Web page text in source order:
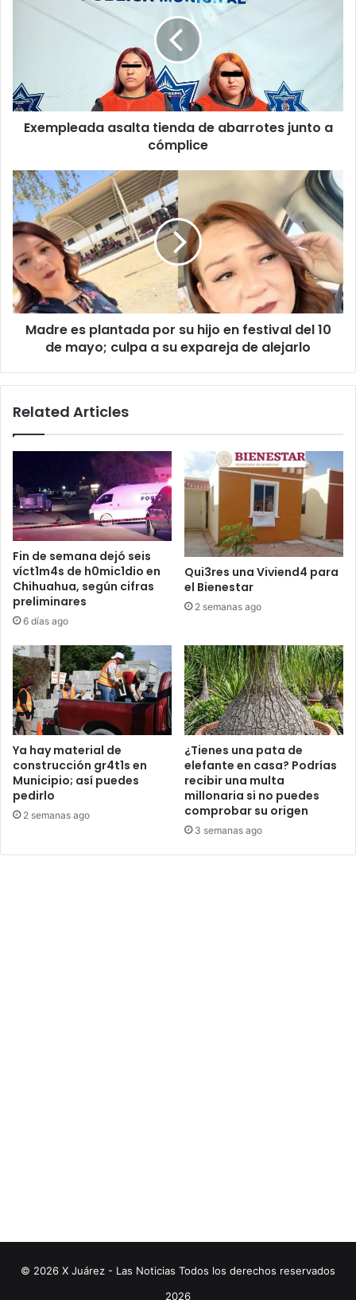
cómplice
Exempleada asalta tienda de abarrotes junto a
cómplice
Madre
es
plantada
por
hijo
en
festival
del
su
Madre es plantada por su hijo en festival del 10
de mayo; culpa a su expareja de alejarlo
Related Articles
Fin de semana dejó seis
víct1m4s de h0mic1dio en
Chihuahua, según cifras
preliminares
6 días ago
Qui3res una Viviend4 para
el Bienestar
2 semanas ago
Ya hay material de
construcción gr4t1s en
Municipio; así puedes
pedirlo
2 semanas ago
¿Tienes una pata de
elefante en casa? Podrías
recibir una multa
millonaria si no puedes
comprobar su origen
3 semanas ago
© 2026 X Juárez - Las Noticias Todos los derechos reservados
2026